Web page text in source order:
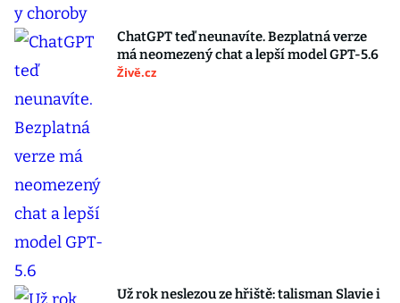
ChatGPT teď neunavíte. Bezplatná verze
má neomezený chat a lepší model GPT-5.6
Živě.cz
Už rok neslezou ze hřiště: talisman Slavie i